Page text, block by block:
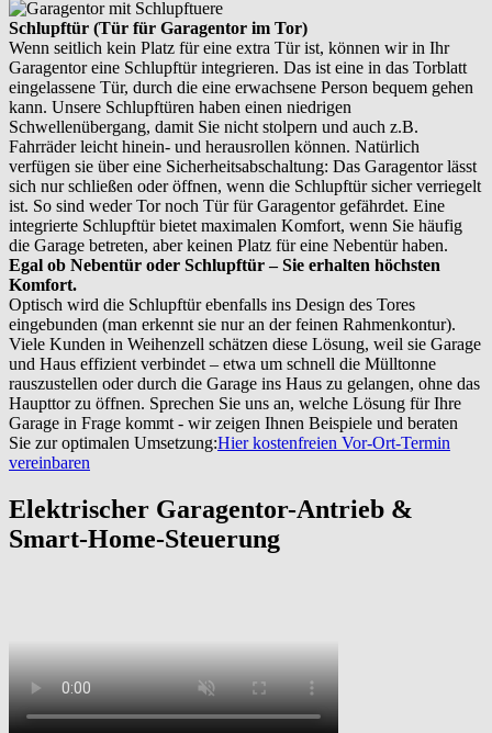
Schlupftür (Tür für Garagentor im Tor)
Wenn seitlich kein Platz für eine extra Tür ist, können wir in Ihr
Garagentor eine Schlupftür integrieren. Das ist eine in das Torblatt
eingelassene Tür, durch die eine erwachsene Person bequem gehen
kann. Unsere Schlupftüren haben einen niedrigen
Schwellenübergang, damit Sie nicht stolpern und auch z.B.
Fahrräder leicht hinein- und herausrollen können. Natürlich
verfügen sie über eine Sicherheitsabschaltung: Das Garagentor lässt
sich nur schließen oder öffnen, wenn die Schlupftür sicher verriegelt
ist. So sind weder Tor noch Tür für Garagentor gefährdet. Eine
integrierte Schlupftür bietet maximalen Komfort, wenn Sie häufig
die Garage betreten, aber keinen Platz für eine Nebentür haben.
Egal ob Nebentür oder Schlupftür – Sie erhalten höchsten
Komfort.
Optisch wird die Schlupftür ebenfalls ins Design des Tores
eingebunden (man erkennt sie nur an der feinen Rahmenkontur).
Viele Kunden in Weihenzell schätzen diese Lösung, weil sie Garage
und Haus effizient verbindet – etwa um schnell die Mülltonne
rauszustellen oder durch die Garage ins Haus zu gelangen, ohne das
Haupttor zu öffnen. Sprechen Sie uns an, welche Lösung für Ihre
Garage in Frage kommt - wir zeigen Ihnen Beispiele und beraten
Sie zur optimalen Umsetzung:Hier kostenfreien Vor-Ort-Termin
vereinbaren
Elektrischer Garagentor-Antrieb &
Smart-Home-Steuerung